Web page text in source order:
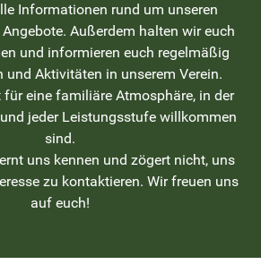
Informationen rund um unseren
Außerdem halten wir euch
und informieren euch regelmäßig
und Aktivitäten in unserem Verein.
für eine familiäre Atmosphäre, in der
jeder Leistungsstufe willkommen
sind.
uns kennen und zögert nicht, uns
zu kontaktieren. Wir freuen uns
auf euch!